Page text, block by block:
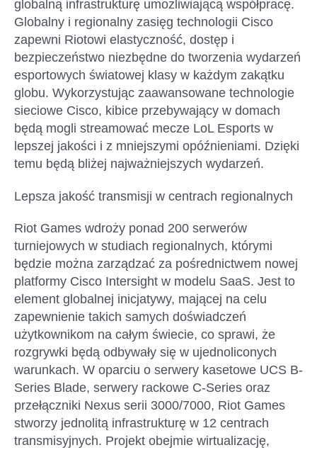
globalną infrastrukturę umożliwiającą współpracę.
Globalny i regionalny zasięg technologii Cisco
zapewni Riotowi elastyczność, dostęp i
bezpieczeństwo niezbędne do tworzenia wydarzeń
esportowych światowej klasy w każdym zakątku
globu. Wykorzystując zaawansowane technologie
sieciowe Cisco, kibice przebywający w domach
będą mogli streamować mecze LoL Esports w
lepszej jakości i z mniejszymi opóźnieniami. Dzięki
temu będą bliżej najważniejszych wydarzeń.
Lepsza jakość transmisji w centrach regionalnych
Riot Games wdroży ponad 200 serwerów
turniejowych w studiach regionalnych, którymi
będzie można zarządzać za pośrednictwem nowej
platformy Cisco Intersight w modelu SaaS. Jest to
element globalnej inicjatywy, mającej na celu
zapewnienie takich samych doświadczeń
użytkownikom na całym świecie, co sprawi, że
rozgrywki będą odbywały się w ujednoliconych
warunkach. W oparciu o serwery kasetowe UCS B-
Series Blade, serwery rackowe C-Series oraz
przełączniki Nexus serii 3000/7000, Riot Games
stworzy jednolitą infrastrukturę w 12 centrach
transmisyjnych. Projekt obejmie wirtualizację,